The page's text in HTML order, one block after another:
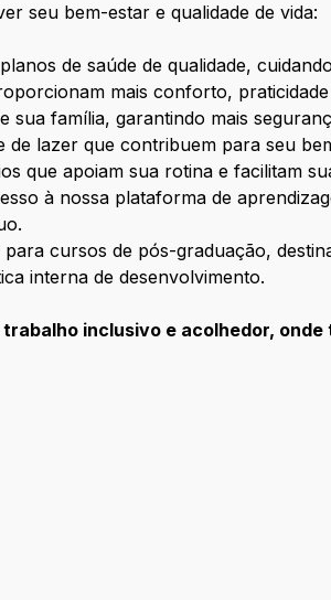
seu bem-estar e qualidade de vida:
de saúde de qualidade,
mais conforto,
sua família, garantindo mais
lazer que contribuem para seu
que apoiam sua rotina e facilitam
à nossa plataforma de
cursos de pós-graduação,
interna de desenvolvimento.
inclusivo e acolhedor,